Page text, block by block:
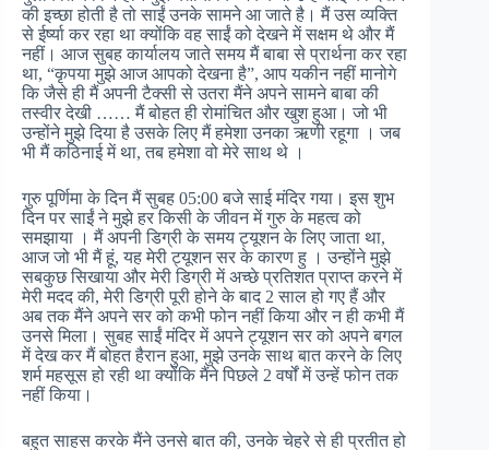
की इच्छा होती है तो साईं उनके सामने आ जाते है। मैं उस व्यक्ति
से ईर्ष्या कर रहा था क्योंकि वह साईं को देखने में सक्षम थे और मैं
नहीं। आज सुबह कार्यालय जाते समय मैं बाबा से प्रार्थना कर रहा
था, “कृपया मुझे आज आपको देखना है”, आप यकीन नहीं मानोगे
कि जैसे ही मैं अपनी टैक्सी से उतरा मैंने अपने सामने बाबा की
तस्वीर देखी …… मैं बोहत ही रोमांचित और खुश हुआ। जो भी
उन्होंने मुझे दिया है उसके लिए मैं हमेशा उनका ऋणी रहूगा । जब
भी मैं कठिनाई में था, तब हमेशा वो मेरे साथ थे ।
गुरु पूर्णिमा के दिन मैं सुबह 05:00 बजे साई मंदिर गया। इस शुभ
दिन पर साईं ने मुझे हर किसी के जीवन में गुरु के महत्व को
समझाया । मैं अपनी डिग्री के समय ट्यूशन के लिए जाता था,
आज जो भी मैं हूं, यह मेरी ट्यूशन सर के कारण हु । उन्होंने मुझे
सबकुछ सिखाया और मेरी डिग्री में अच्छे प्रतिशत प्राप्त करने में
मेरी मदद की, मेरी डिग्री पूरी होने के बाद 2 साल हो गए हैं और
अब तक मैंने अपने सर को कभी फोन नहीं किया और न ही कभी मैं
उनसे मिला। सुबह साईं मंदिर में अपने ट्यूशन सर को अपने बगल
में देख कर मैं बोहत हैरान हुआ, मुझे उनके साथ बात करने के लिए
शर्म महसूस हो रही था क्योंकि मैंने पिछले 2 वर्षों में उन्हें फोन तक
नहीं किया।
बहुत साहस करके मैंने उनसे बात की, उनके चेहरे से ही प्रतीत हो